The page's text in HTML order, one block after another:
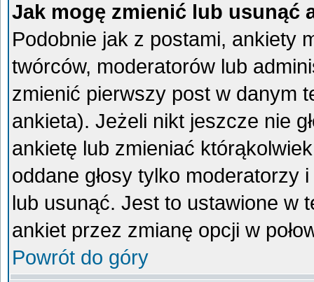
Jak mogę zmienić lub usunąć
Podobnie jak z postami, ankiety
twórców, moderatorów lub
zmienić pierwszy post w danym
ankieta). Jeżeli nikt jeszcze nie
ankietę lub zmieniać
oddane głosy tylko moderatorzy
lub usunąć. Jest to ustawione w
ankiet przez zmianę opcji w
Powrót do góry